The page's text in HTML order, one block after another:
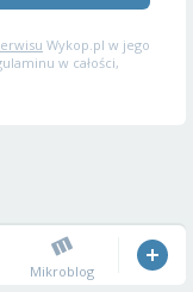
Wykop.pl w jego
w całości,
Mikroblog